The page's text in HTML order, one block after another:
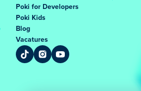
Poki for Developers
Poki Kids
Blog
Vacatures